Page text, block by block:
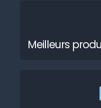
Meilleurs